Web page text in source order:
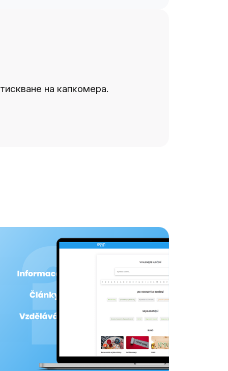
на капкомера.